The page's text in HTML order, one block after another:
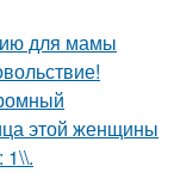
для мамы
этой женщины
1\\.